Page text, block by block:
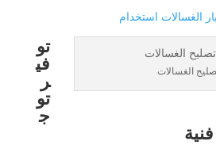
الغسالات استخدام
الغسالات
تو
في
ر
تو
ج